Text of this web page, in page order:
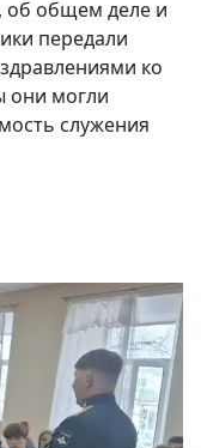
об общем деле и
передали
ко
они могли
служения